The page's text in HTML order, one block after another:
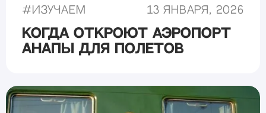
#Изучаем 13 января, 2026
Когда откроют аэропорт
Анапы для полетов